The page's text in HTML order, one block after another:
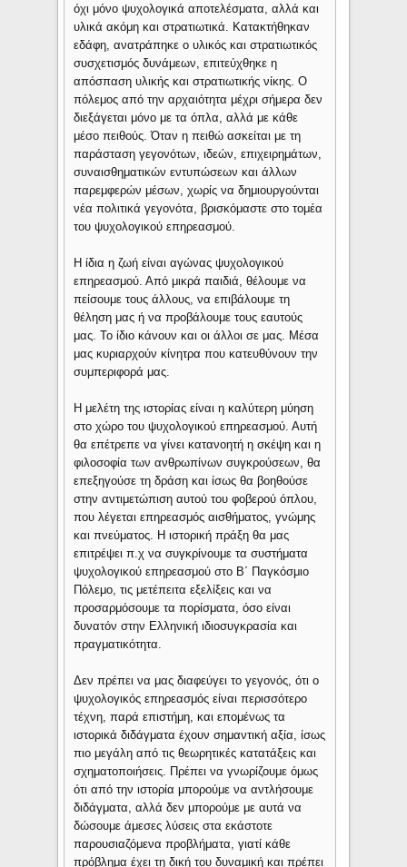
όχι μόνο ψυχολογικά αποτελέσματα, αλλά και
υλικά ακόμη και στρατιωτικά. Κατακτήθηκαν
εδάφη, ανατράπηκε ο υλικός και στρατιωτικός
συσχετισμός δυνάμεων, επιτεύχθηκε η
απόσπαση υλικής και στρατιωτικής νίκης. Ο
πόλεμος από την αρχαιότητα μέχρι σήμερα δεν
διεξάγεται μόνο με τα όπλα, αλλά με κάθε
μέσο πειθούς. Όταν η πειθώ ασκείται με τη
παράσταση γεγονότων, ιδεών, επιχειρημάτων,
συναισθηματικών εντυπώσεων και άλλων
παρεμφερών μέσων, χωρίς να δημιουργούνται
νέα πολιτικά γεγονότα, βρισκόμαστε στο τομέα
του ψυχολογικού επηρεασμού.
Η ίδια η ζωή είναι αγώνας ψυχολογικού
επηρεασμού. Από μικρά παιδιά, θέλουμε να
πείσουμε τους άλλους, να επιβάλουμε τη
θέληση μας ή να προβάλουμε τους εαυτούς
μας. Το ίδιο κάνουν και οι άλλοι σε μας. Mέσα
μας κυριαρχούν κίνητρα που κατευθύνουν την
συμπεριφορά μας.
Η μελέτη της ιστορίας είναι η καλύτερη μύηση
στο χώρο του ψυχολογικού επηρεασμού. Αυτή
θα επέτρεπε να γίνει κατανοητή η σκέψη και η
φιλοσοφία των ανθρωπίνων συγκρούσεων, θα
επεξηγούσε τη δράση και ίσως θα βοηθούσε
στην αντιμετώπιση αυτού του φοβερού όπλου,
που λέγεται επηρεασμός αισθήματος, γνώμης
και πνεύματος. Η ιστορική πράξη θα μας
επιτρέψει π.χ να συγκρίνουμε τα συστήματα
ψυχολογικού επηρεασμού στο Β΄ Παγκόσμιο
Πόλεμο, τις μετέπειτα εξελίξεις και να
προσαρμόσουμε τα πορίσματα, όσο είναι
δυνατόν στην Ελληνική ιδιοσυγκρασία και
πραγματικότητα.
Δεν πρέπει να μας διαφεύγει το γεγονός, ότι ο
ψυχολογικός επηρεασμός είναι περισσότερο
τέχνη, παρά επιστήμη, και επομένως τα
ιστορικά διδάγματα έχουν σημαντική αξία, ίσως
πιο μεγάλη από τις θεωρητικές κατατάξεις και
σχηματοποιήσεις. Πρέπει να γνωρίζουμε όμως
ότι από την ιστορία μπορούμε να αντλήσουμε
διδάγματα, αλλά δεν μπορούμε με αυτά να
δώσουμε άμεσες λύσεις στα εκάστοτε
παρουσιαζόμενα προβλήματα, γιατί κάθε
πρόβλημα έχει τη δική του δυναμική και πρέπει